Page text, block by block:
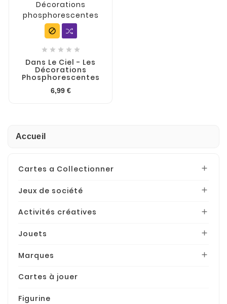

    
Dans Le Ciel - Les
Décorations
Phosphorescentes
6,99 €
Accueil
Cartes a Collectionner 
Jeux de société 
Activités créatives 
Jouets 
Marques 
Cartes à jouer
Figurine